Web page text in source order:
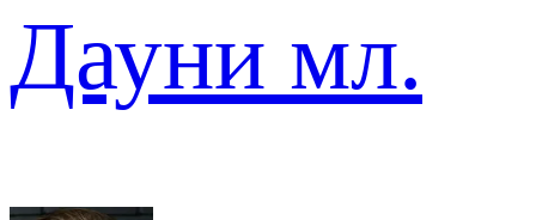
Дауни мл.